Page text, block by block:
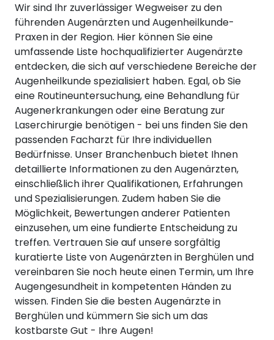
Wir sind Ihr zuverlässiger Wegweiser zu den
führenden Augenärzten und Augenheilkunde-
Praxen in der Region. Hier können Sie eine
umfassende Liste hochqualifizierter Augenärzte
entdecken, die sich auf verschiedene Bereiche der
Augenheilkunde spezialisiert haben. Egal, ob Sie
eine Routineuntersuchung, eine Behandlung für
Augenerkrankungen oder eine Beratung zur
Laserchirurgie benötigen - bei uns finden Sie den
passenden Facharzt für Ihre individuellen
Bedürfnisse. Unser Branchenbuch bietet Ihnen
detaillierte Informationen zu den Augenärzten,
einschließlich ihrer Qualifikationen, Erfahrungen
und Spezialisierungen. Zudem haben Sie die
Möglichkeit, Bewertungen anderer Patienten
einzusehen, um eine fundierte Entscheidung zu
treffen. Vertrauen Sie auf unsere sorgfältig
kuratierte Liste von Augenärzten in Berghülen und
vereinbaren Sie noch heute einen Termin, um Ihre
Augengesundheit in kompetenten Händen zu
wissen. Finden Sie die besten Augenärzte in
Berghülen und kümmern Sie sich um das
kostbarste Gut - Ihre Augen!